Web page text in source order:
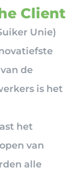
Client
Unie)
de
is het
het
van
alle